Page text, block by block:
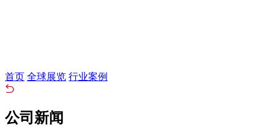
首页 全球展览 行业案例
公司新闻